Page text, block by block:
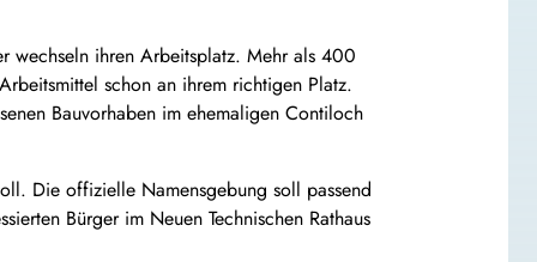
wechseln ihren Arbeitsplatz. Mehr als 400
schon an ihrem richtigen Platz.
Bauvorhaben im ehemaligen Contiloch
Die offizielle Namensgebung soll passend
Bürger im Neuen Technischen Rathaus